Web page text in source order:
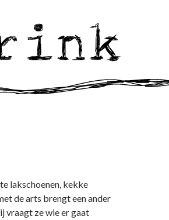
lakschoenen, kekke
de arts brengt een ander
vraagt ze wie er gaat